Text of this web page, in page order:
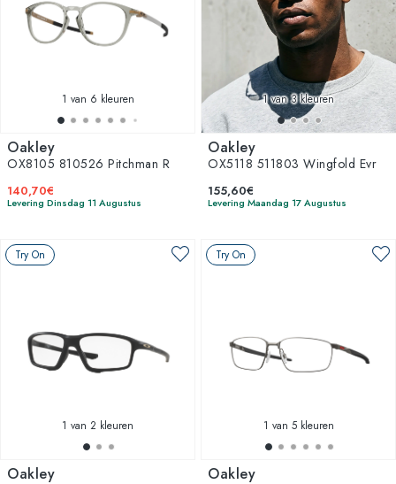
1 van 6 kleuren
Oakley
OX8105 810526 Pitchman R
140,70€
Levering Dinsdag 11 Augustus
1van 3 kleuren
Oakley
OX5118 511803 Wingfold Evr
155,60€
Levering Maandag 17 Augustus
Try On
1 van 2 kleuren
Oakley
Try On
1 van 5 kleuren
Oakley